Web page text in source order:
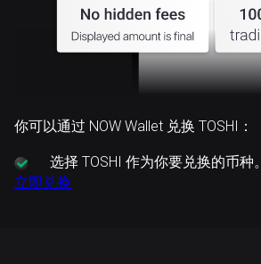
你可以通过 NOW Wallet 兑换 TOSHI：
选择 TOSHI 作为你要兑换的币种。
立即兑换